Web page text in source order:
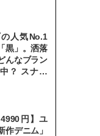
人気No.1
黒」。洒落
んなブラン
？ スナッ
4990円】ユ
作デニム」